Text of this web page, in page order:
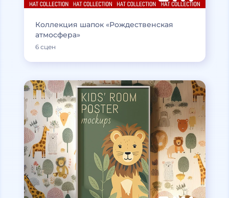
Коллекция шапок «Рождественская
атмосфера»
6 сцен